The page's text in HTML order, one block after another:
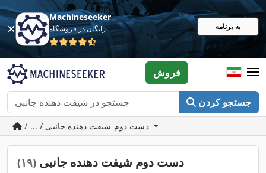
Machineseeker
رایگان در فروشگاه به برنامه
جستجو کردن
فروش
/ ... / دست دوم شیفت دهنده جانبی
دست دوم شیفت دهنده جانبی (۱۹)